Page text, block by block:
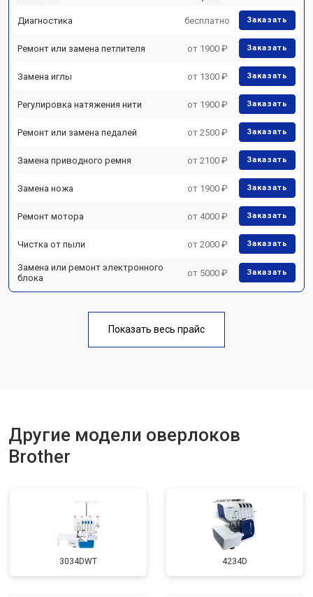
Диагностика бесплатно Заказать
Ремонт или замена петлителя от 1900 ₽ Заказать
Замена иглы от 1300 ₽ Заказать
Регулировка натяжения нити от 1900 ₽ Заказать
Ремонт или замена педалей от 2500 ₽ Заказать
Замена приводного ремня от 2100 ₽ Заказать
Замена ножа от 1900 ₽ Заказать
Ремонт мотора от 4000 ₽ Заказать
Чистка от пыли от 2000 ₽ Заказать
Замена или ремонт электронного
блока
от 5000 ₽ Заказать
Показать весь прайс
Другие модели оверлоков
Brother
3034DWT 4234D